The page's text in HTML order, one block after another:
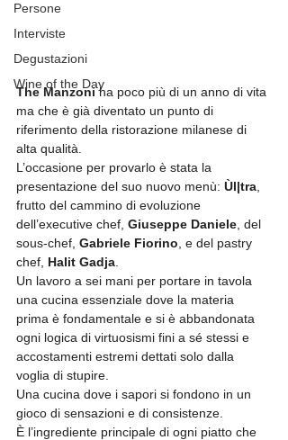
Persone
Interviste
Degustazioni
Wine of the Day
The Manzoni ha poco più di un anno di vita
ma che è già diventato un punto di
riferimento della ristorazione milanese di
alta qualità.
L’occasione per provarlo è stata la
presentazione del suo nuovo menù: Ùl|tra
frutto del cammino di evoluzione
dell’executive chef, Giuseppe Daniele , del
sous-chef, Gabriele Fiorino , e del pastry
chef, Halit Gadja
Un lavoro a sei mani per portare in tavola
una cucina essenziale dove la materia
prima è fondamentale e si è abbandonata
ogni logica di virtuosismi fini a sé stessi e
accostamenti estremi dettati solo dalla
voglia di stupire.
Una cucina dove i sapori si fondono in un
gioco di sensazioni e di consistenze.
È l’ingrediente principale di ogni piatto che